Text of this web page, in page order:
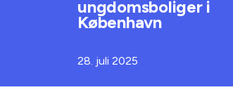
ungdomsboliger i
København
28. juli 2025